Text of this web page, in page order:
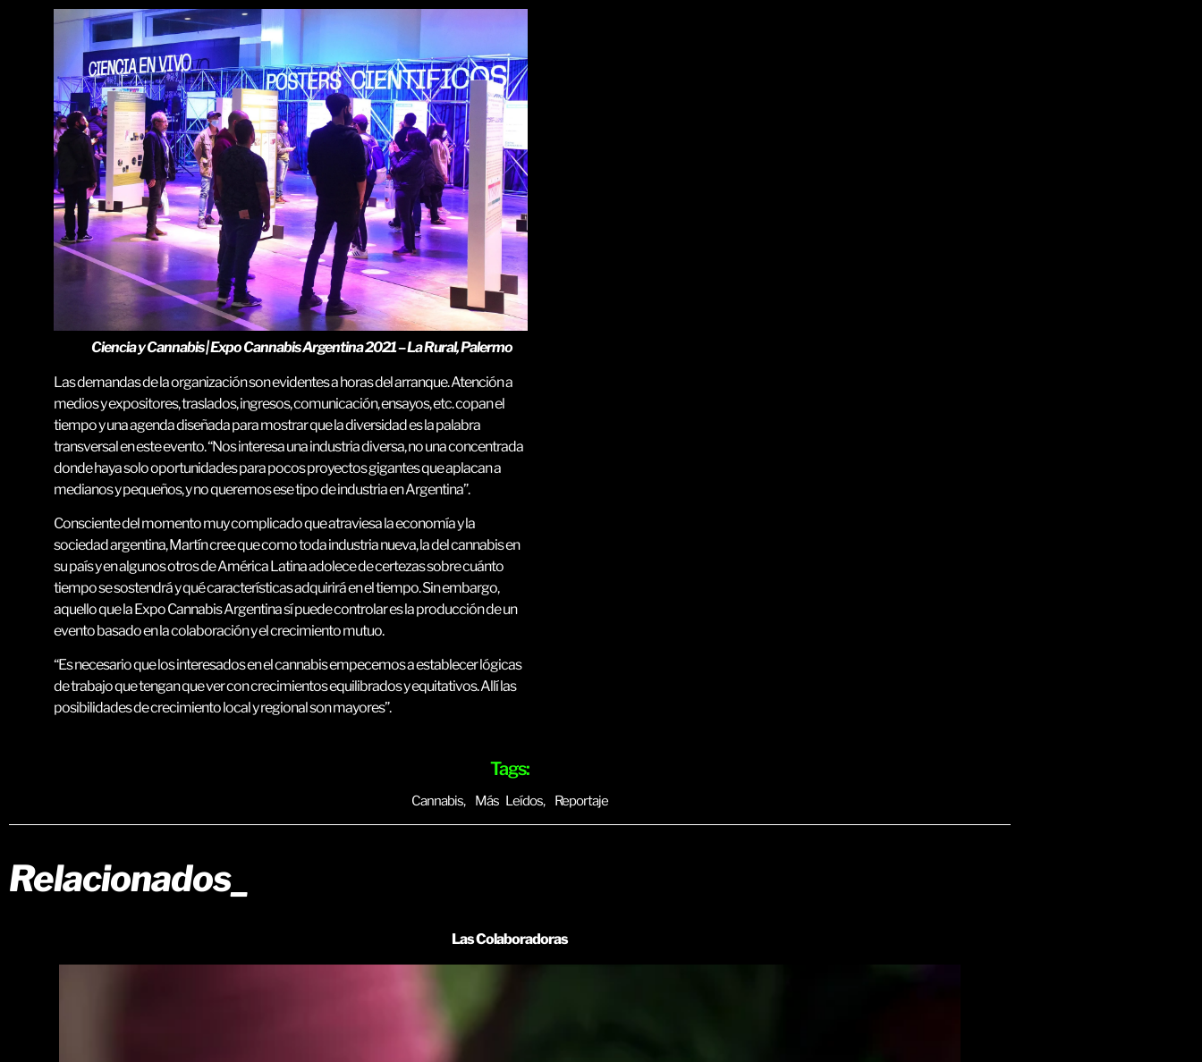
Ciencia y Cannabis | Expo Cannabis Argentina 2021 – La Rural, Palermo
Las demandas de la organización son evidentes a horas del arranque. Atención a
medios y expositores, traslados, ingresos, comunicación, ensayos, etc. copan el
tiempo y una agenda diseñada para mostrar que la diversidad es la palabra
transversal en este evento. “Nos interesa una industria diversa, no una concentrada
donde haya solo oportunidades para pocos proyectos gigantes que aplacan a
medianos y pequeños, y no queremos ese tipo de industria en Argentina”.
Consciente del momento muy complicado que atraviesa la economía y la
sociedad argentina, Martín cree que como toda industria nueva, la del cannabis en
su país y en algunos otros de América Latina adolece de certezas sobre cuánto
tiempo se sostendrá y qué características adquirirá en el tiempo. Sin embargo,
aquello que la Expo Cannabis Argentina sí puede controlar es la producción de un
evento basado en la colaboración y el crecimiento mutuo.
“Es necesario que los interesados en el cannabis empecemos a establecer lógicas
de trabajo que tengan que ver con crecimientos equilibrados y equitativos. Allí las
posibilidades de crecimiento local y regional son mayores”.
Tags:
Cannabis, Más Leídos, Reportaje
Relacionados_
Las Colaboradoras